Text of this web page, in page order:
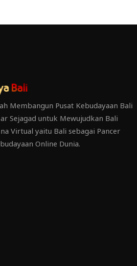
Membangun Pusat Kebudayaan Bali
Sejagad untuk Mewujudkan Bali
Virtual yaitu Bali sebagai Pancer
Online Dunia.